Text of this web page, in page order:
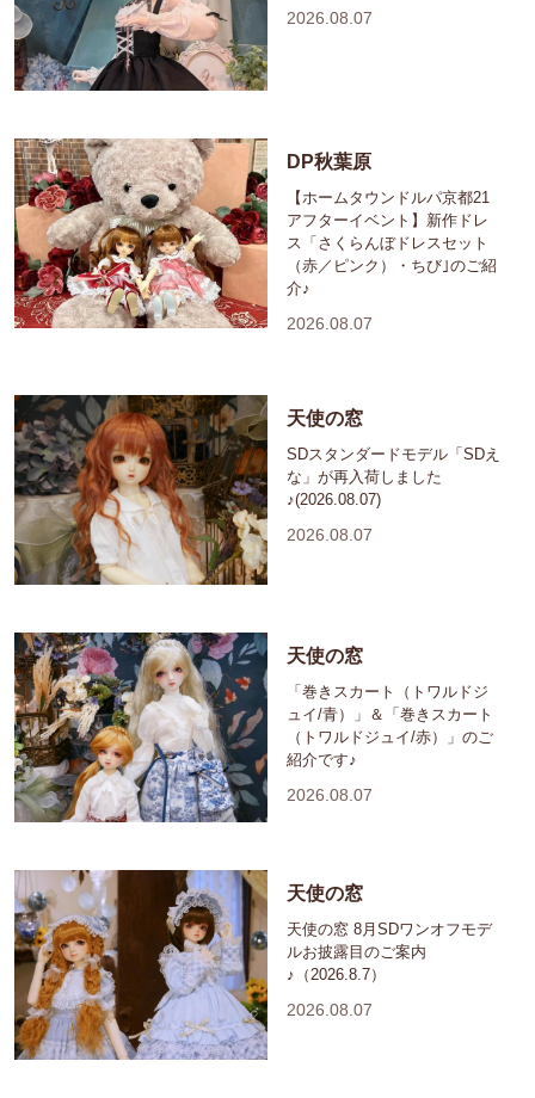
2026.08.07
DP秋葉原
【ホームタウンドルパ京都21
アフターイベント】新作ドレ
ス「さくらんぼドレスセット
（赤／ピンク）・ちび｣のご紹
介♪
2026.08.07
天使の窓
SDスタンダードモデル「SDえ
な」が再入荷しました
♪(2026.08.07)
2026.08.07
天使の窓
「巻きスカート（トワルドジ
ュイ/青）」＆「巻きスカート
（トワルドジュイ/赤）」のご
紹介です♪
2026.08.07
天使の窓
天使の窓 8月SDワンオフモデ
ルお披露目のご案内
♪（2026.8.7）
2026.08.07